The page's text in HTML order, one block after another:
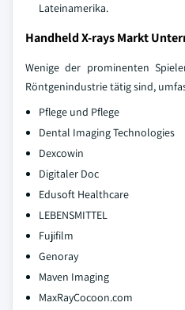
Lateinamerika.
Handheld X-rays Markt
Wenige der prominenten
Röntgenindustrie tätig sind,
Pflege und Pflege
Dental Imaging Technologies
Dexcowin
Digitaler Doc
Edusoft Healthcare
LEBENSMITTEL
Fujifilm
Genoray
Maven Imaging
MaxRayCocoon.com